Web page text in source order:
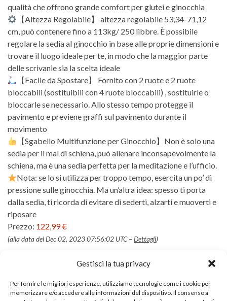
Gestisci la tua privacy
Per fornire le migliori esperienze, utilizziamo tecnologie come i cookie per
memorizzare e/o accedere alle informazioni del dispositivo. Il consenso a
qualità che offrono grande comfort per glutei e ginocchia
【Altezza Regolabile】 altezza regolabile 53,34-71,12
cm, può contenere fino a 113kg/ 250 libbre. È possibile
regolare la sedia al ginocchio in base alle proprie dimensioni e
trovare il luogo ideale per te, in modo che la maggior parte
delle scrivanie sia la scelta ideale
【Facile da Spostare】 Fornito con 2 ruote e 2 ruote
bloccabili (sostituibili con 4 ruote bloccabili) , sostituirle o
bloccarle se necessario. Allo stesso tempo protegge il
pavimento e previene graffi sul pavimento durante il
movimento
【Sgabello Multifunzione per Ginocchio】Non è solo una
sedia per il mal di schiena, può allenare inconsapevolmente la
schiena, ma è una sedia perfetta per la meditazione e l’ufficio.
Nota: se lo si utilizza per troppo tempo, esercita un po’ di
pressione sulle ginocchia. Ma un’altra idea: spesso ti porta
dalla sedia, ti ricorda di evitare di sederti, alzarti e muoverti e
riposare
Prezzo: 122,99 €
(alla data del Dec 02, 2023 07:56:02 UTC – Dettagli)